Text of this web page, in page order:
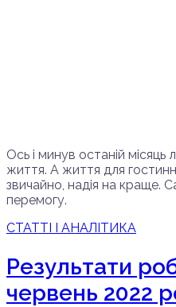
Ось і минув останій місяць
життя. А життя для
звичайно, надія на
перемогу.
СТАТТІ І АНАЛІТИКА
Результати
червень 2022